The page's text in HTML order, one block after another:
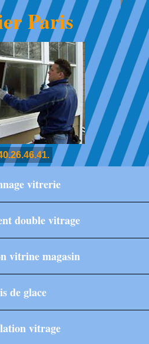
Paris
vitrerie
double vitrage
vitrine magasin
de glace
vitrage